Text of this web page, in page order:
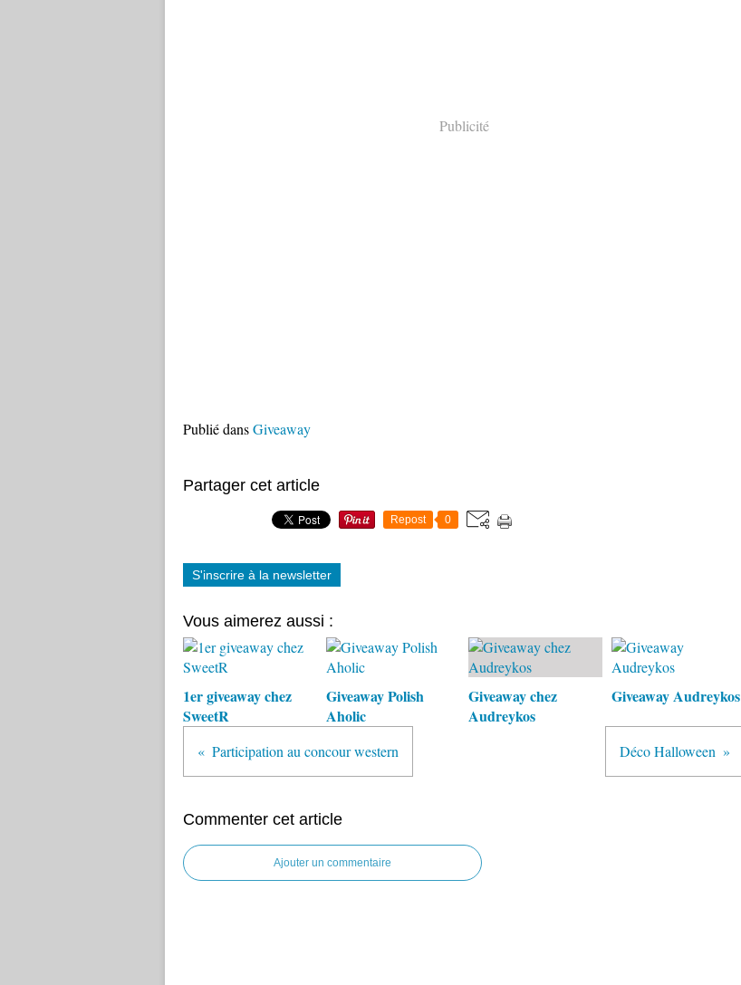
Publicité
Publié dansGiveaway
Partager cet article
Repost 0
S'inscrire à la newsletter
Vous aimerez aussi :
1er giveaway chez
SweetR
Giveaway Polish
Aholic
Giveaway chez
Audreykos
Giveaway Audreykos
Participation au concour western Déco Halloween
Commenter cet article
Ajouter un commentaire